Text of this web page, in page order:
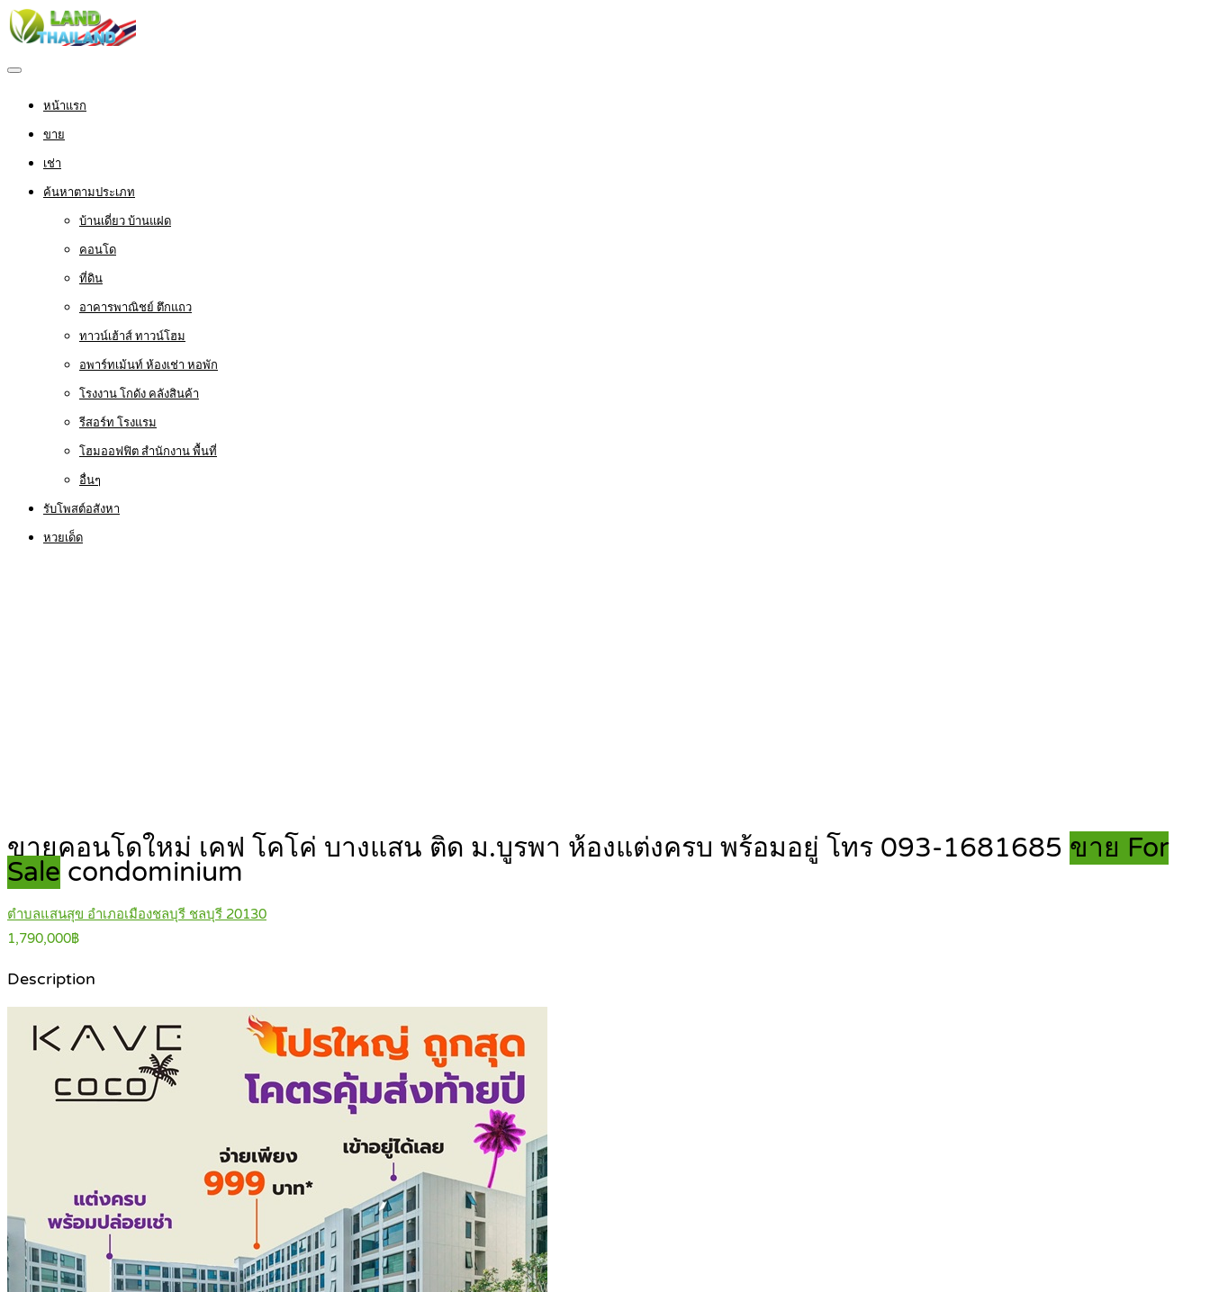
หน้าแรก
ขาย
เช่า
ค้นหาตามประเภท
บ้านเดี่ยว บ้านแฝด
คอนโด
ที่ดิน
อาคารพาณิชย์ ตึกแถว
ทาวน์เฮ้าส์ ทาวน์โฮม
อพาร์ทเม้นท์ ห้องเช่า หอพัก
โรงงาน โกดัง คลังสินค้า
รีสอร์ท โรงแรม
โฮมออฟฟิต สำนักงาน พื้นที่
อื่นๆ
รับโพสต์อสังหา
หวยเด็ด
ขายคอนโดใหม่ เคฟ โคโค่ บางแสน ติด ม.บูรพา ห้องแต่งครบ พร้อมอยู่ โทร 093-1681685 ขาย For
Sale condominium
ตำบลแสนสุข อำเภอเมืองชลบุรี ชลบุรี 20130
1,790,000฿
Description